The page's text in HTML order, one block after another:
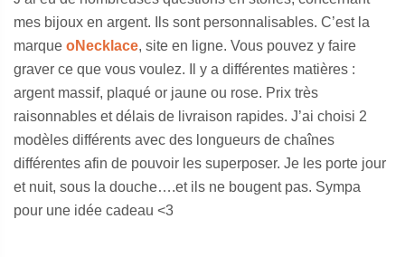
mes bijoux en argent. Ils sont personnalisables. C’est la
marque oNecklace, site en ligne. Vous pouvez y faire
graver ce que vous voulez. Il y a différentes matières :
argent massif, plaqué or jaune ou rose. Prix très
raisonnables et délais de livraison rapides. J’ai choisi 2
modèles différents avec des longueurs de chaînes
différentes afin de pouvoir les superposer. Je les porte jour
et nuit, sous la douche….et ils ne bougent pas. Sympa
pour une idée cadeau <3